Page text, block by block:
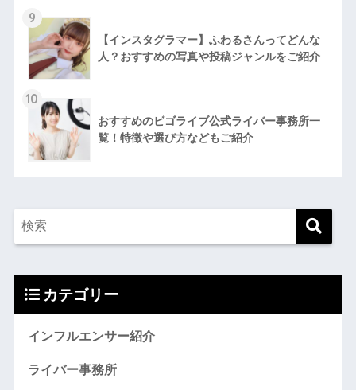
9
【インスタグラマー】ふわるさんってどんな
人？おすすめの写真や投稿ジャンルをご紹介
10
おすすめのビゴライブ公式ライバー事務所一
覧！特徴や選び方などもご紹介
カテゴリー
インフルエンサー紹介
ライバー事務所